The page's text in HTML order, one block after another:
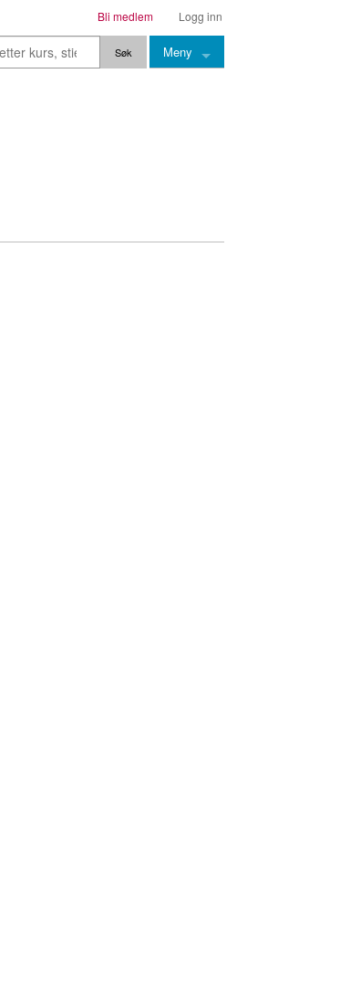
Logg inn
Bli medlem
Meny
Stemming